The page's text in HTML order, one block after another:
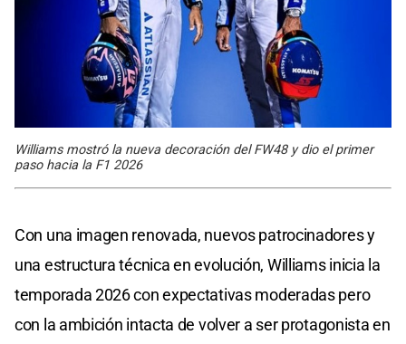
Williams mostró la nueva decoración del FW48 y dio el primer
paso hacia la F1 2026
Con una imagen renovada, nuevos patrocinadores y
una estructura técnica en evolución, Williams inicia la
temporada 2026 con expectativas moderadas pero
con la ambición intacta de volver a ser protagonista en